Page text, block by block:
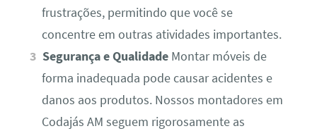
frustrações, permitindo que você se
concentre em outras atividades importantes.
Segurança e Qualidade Montar móveis de
forma inadequada pode causar acidentes e
danos aos produtos. Nossos montadores em
Codajás AM seguem rigorosamente as